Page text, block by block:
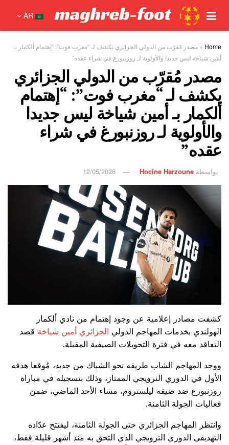
AR
Home
» مصدر مُقرّب من الدولي الجزائري يكشف لـ “مغرب فوت”: “إهتمام ألكمار بـ
أمين شياخة ليس جديدا والأولوية لـ روزنبورغ في شراء عقده”
مصدر مُقرّب من الدولي الجزائري
يكشف لـ “مغرب فوت”: “إهتمام
ألكمار بـ أمين شياخة ليس جديدا
والأولوية لـ روزنبورغ في شراء
عقده”
بواسطة Hocine Harzoune
12/05/2026
كشفت مصادر إعلامية عن وجود إهتمام من نادي ألكمار
الهولندي بخدمات المهاجم الدولي الجزائري أمين شياخة قصد
التعاقد معه في فترة التحويلات الصيفية المقبلة.
ووجد المهاجم الشاب طريقه نحو الشباك من جديد، مُوقعا هدفه
الأول في الدوري النرويجي الممتاز، وذلك بتسجيله في مباراة
روزنبورغ ضد ضيفه ليلستروم، مساء الأحد الماضي، ضمن
فعاليات الجولة الثامنة.
وانتظر المهاجم الجزائري حتى الجولة الثامنة، ليفتتح عدّاده
التهديفي الدوري النرويجي الذي التحق به منذ أشهر قليلة فقط،